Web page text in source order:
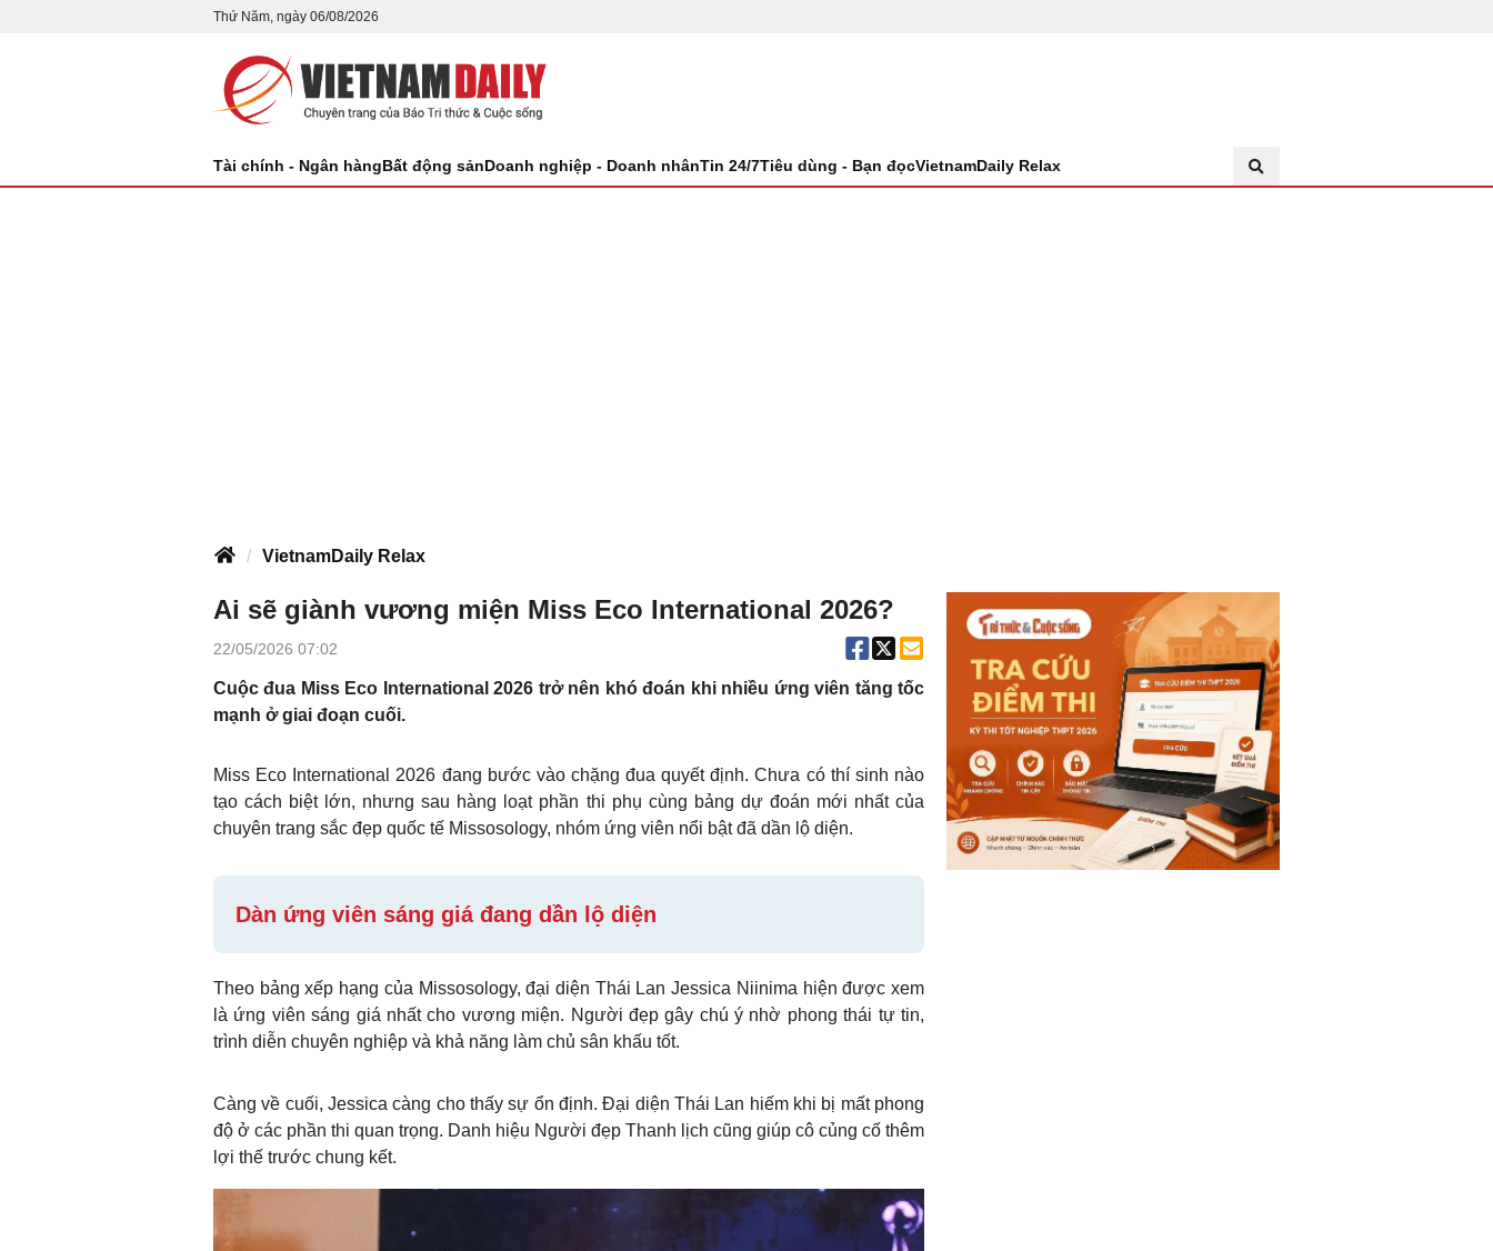
Thứ Năm, ngày 06/08/2026
Tài chính - Ngân hàngBất động sảnDoanh nghiệp - Doanh nhânTin 24/7Tiêu dùng - Bạn đọcVietnamDaily Relax
VietnamDaily Relax
Ai sẽ giành vương miện Miss Eco International 2026?
22/05/2026 07:02
Cuộc đua Miss Eco International 2026 trở nên khó đoán khi nhiều ứng viên tăng tốc
mạnh ở giai đoạn cuối.
Miss Eco International 2026 đang bước vào chặng đua quyết định. Chưa có thí sinh nào
tạo cách biệt lớn, nhưng sau hàng loạt phần thi phụ cùng bảng dự đoán mới nhất của
chuyên trang sắc đẹp quốc tế Missosology, nhóm ứng viên nổi bật đã dần lộ diện.
Dàn ứng viên sáng giá đang dần lộ diện
Theo bảng xếp hạng của Missosology, đại diện Thái Lan Jessica Niinima hiện được xem
là ứng viên sáng giá nhất cho vương miện. Người đẹp gây chú ý nhờ phong thái tự tin,
trình diễn chuyên nghiệp và khả năng làm chủ sân khấu tốt.
Càng về cuối, Jessica càng cho thấy sự ổn định. Đại diện Thái Lan hiếm khi bị mất phong
độ ở các phần thi quan trọng. Danh hiệu Người đẹp Thanh lịch cũng giúp cô củng cố thêm
lợi thế trước chung kết.